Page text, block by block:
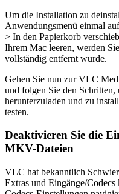
Um die Installation zu
Anwendungsmenü einmal
> In den Papierkorb
Ihrem Mac leeren, werden
vollständig entfernt wurde.
Gehen Sie nun zur VLC
und folgen Sie den Schritten,
herunterzuladen und zu
testen.
Deaktivieren Sie die
MKV-Dateien
VLC hat bekanntlich
Extras und Eingänge/